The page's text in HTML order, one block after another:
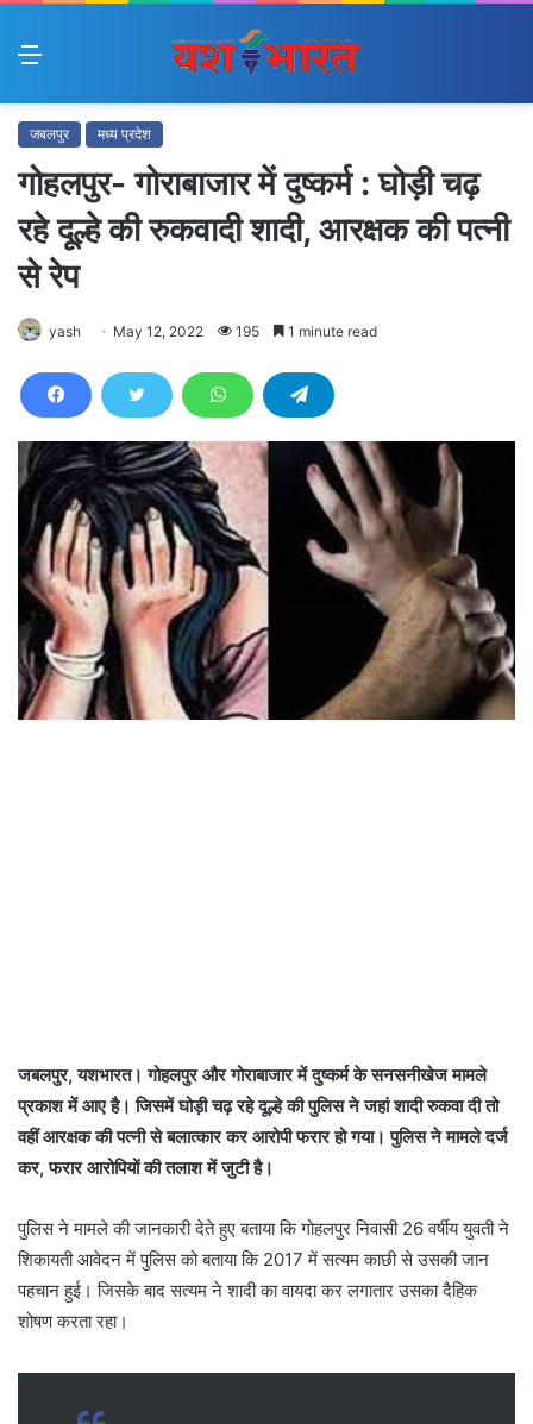
Menu
जबलपुर मध्य प्रदेश
गोहलपुर- गोराबाजार में दुष्कर्म : घोड़ी चढ़
रहे दूल्हे की रुकवादी शादी, आरक्षक की पत्नी
से रेप
yash May 12, 2022 195 1 minute read
जबलपुर, यशभारत। गोहलपुर और गोराबाजार में दुष्कर्म के सनसनीखेज मामले
प्रकाश में आए है। जिसमें घोड़ी चढ़ रहे दूल्हे की पुलिस ने जहां शादी रुकवा दी तो
वहीं आरक्षक की पत्नी से बलात्कार कर आरोपी फरार हो गया। पुलिस ने मामले दर्ज
कर, फरार आरोपियों की तलाश में जुटी है।
पुलिस ने मामले की जानकारी देते हुए बताया कि गोहलपुर निवासी 26 वर्षीय युवती ने
शिकायती आवेदन में पुलिस को बताया कि 2017 में सत्यम काछी से उसकी जान
पहचान हुई। जिसके बाद सत्यम ने शादी का वायदा कर लगातार उसका दैहिक
शोषण करता रहा।